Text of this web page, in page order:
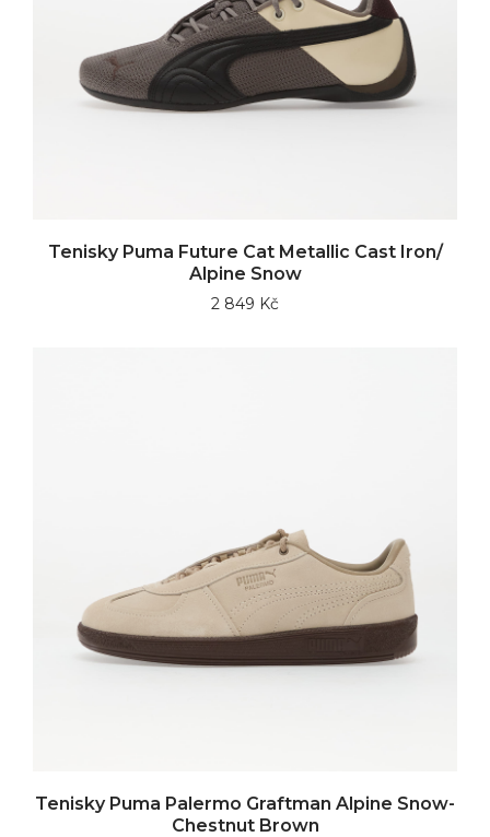
Tenisky Puma Future Cat Metallic Cast Iron/
Alpine Snow
2 849 Kč
Tenisky Puma Palermo Graftman Alpine Snow-
Chestnut Brown